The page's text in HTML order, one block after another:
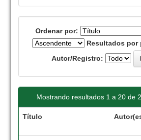
Ordenar por:
Resultados por
Autor/Registro:
Mostrando resultados 1 a 20 de
Título